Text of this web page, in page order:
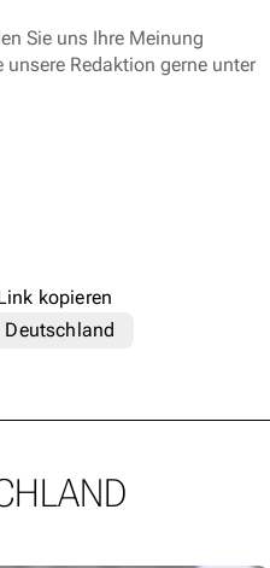
Sie uns Ihre Meinung
Redaktion gerne unter
kopieren
Deutschland